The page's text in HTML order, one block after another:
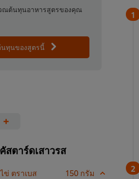
ณต้นทุนอาหารสูตรของคุณ
ทุนของสูตรนี้
+
ตาร์ดเสาวรส
ตราเบส
150 กรัม